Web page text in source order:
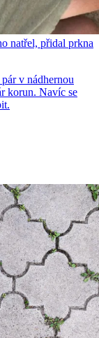
natřel, přidal prkna
v nádhernou
korun. Navíc se